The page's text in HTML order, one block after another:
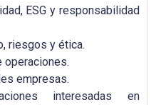
ESG y responsabilidad
riesgos y ética.
empresas.
interesadas en